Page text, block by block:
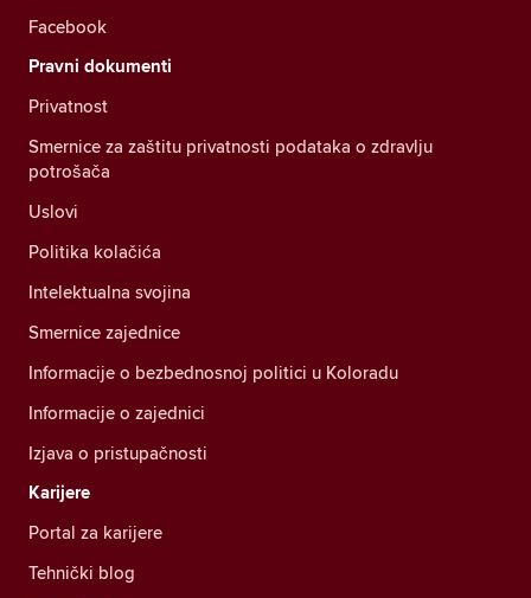
Facebook
Pravni dokumenti
Privatnost
Smernice za zaštitu privatnosti podataka o zdravlju
potrošača
Uslovi
Politika kolačića
Intelektualna svojina
Smernice zajednice
Informacije o bezbednosnoj politici u Koloradu
Informacije o zajednici
Izjava o pristupačnosti
Karijere
Portal za karijere
Tehnički blog